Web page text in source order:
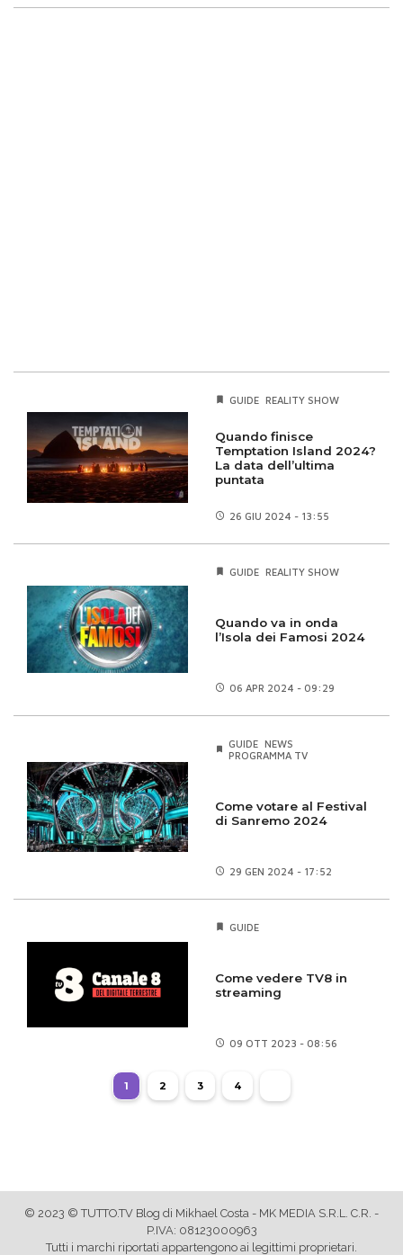
GUIDE REALITY SHOW
Quando finisce
Temptation Island 2024?
La data dell’ultima
puntata
26 GIU 2024 - 13:55
GUIDE REALITY SHOW
Quando va in onda
l’Isola dei Famosi 2024
06 APR 2024 - 09:29
GUIDE NEWS
PROGRAMMA TV
Come votare al Festival
di Sanremo 2024
29 GEN 2024 - 17:52
GUIDE
Come vedere TV8 in
streaming
09 OTT 2023 - 08:56
1 2 3 4
© 2023 © TUTTO.TV Blog di Mikhael Costa - MK MEDIA S.R.L. C.R. -
P.IVA: 08123000963
Tutti i marchi riportati appartengono ai legittimi proprietari.